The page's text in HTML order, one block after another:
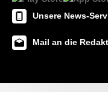
Unsere News-
Mail an die